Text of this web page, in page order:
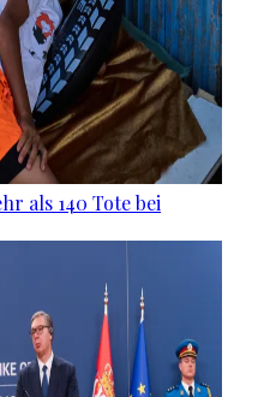
als 140 Tote bei